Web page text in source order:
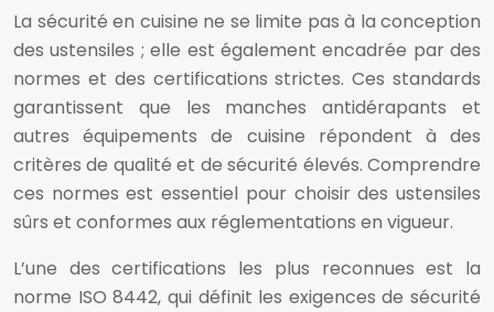
La sécurité en cuisine ne se limite pas à la conception
des ustensiles ; elle est également encadrée par des
normes et des certifications strictes. Ces standards
garantissent que les manches antidérapants et
autres équipements de cuisine répondent à des
critères de qualité et de sécurité élevés. Comprendre
ces normes est essentiel pour choisir des ustensiles
sûrs et conformes aux réglementations en vigueur.
L’une des certifications les plus reconnues est la
norme ISO 8442, qui définit les exigences de sécurité